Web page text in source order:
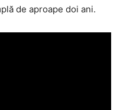
de aproape doi ani.